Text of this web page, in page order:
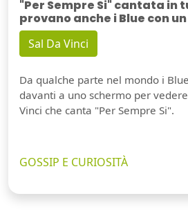
"Per Sempre Si" cantata in
provano anche i Blue con
Sal Da Vinci
Da qualche parte nel mondo i
davanti a uno schermo per
Vinci che canta "Per Sempre Si".
GOSSIP E CURIOSITÀ